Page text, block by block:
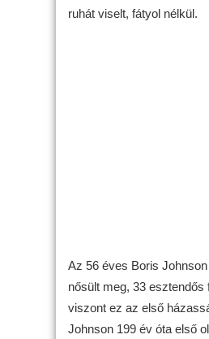
ruhát viselt, fátyol nélkül.
Az 56 éves Boris
nősült meg, 33 esztendős
viszont ez az első
Johnson 199 év óta első